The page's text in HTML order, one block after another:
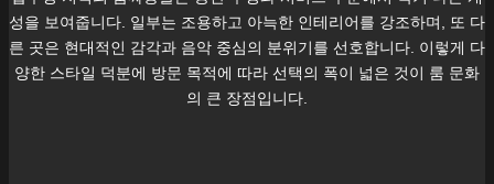
성을 보여줍니다. 일부는 조용하고 아늑한 인테리어를 강조하며, 또 다
른 곳은 현대적인 감각과 음악 중심의 분위기를 선호합니다. 이렇게 다
양한 스타일 덕분에 방문 목적에 따라 선택의 폭이 넓은 것이 룸 문화
의 큰 장점입니다.